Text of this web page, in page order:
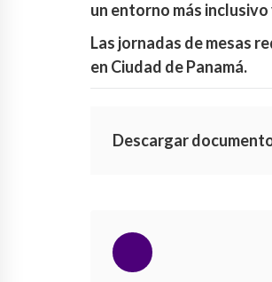
un entorno más
Las jornadas de mesas
en Ciudad de Panamá.
Descargar